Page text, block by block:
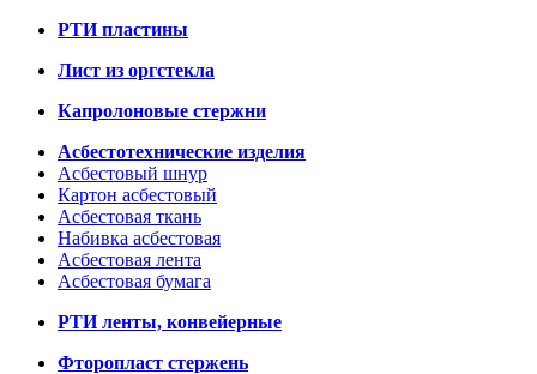
РТИ пластины
Лист из оргстекла
Капролоновые стержни
Асбестотехнические изделия
Асбестовый шнур
Картон асбестовый
Асбестовая ткань
Набивка асбестовая
Асбестовая лента
Асбестовая бумага
РТИ ленты, конвейерные
Фторопласт стержень